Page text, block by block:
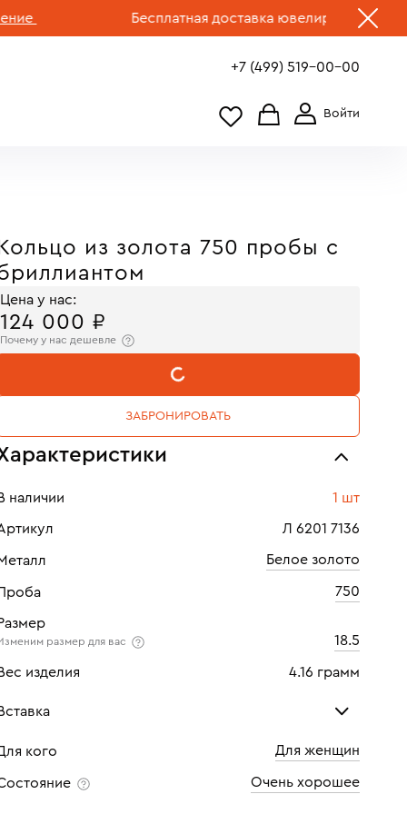
Бесплатная доставка ювелирных изделий по
+7 (499) 519-00-00
Кольцо из золота 750 пробы с
Цена у нас:
124 000 ₽
Почему у нас дешевле
В КОРЗИНУ
ЗАБРОНИРОВАТЬ
наличии 1 шт
Л 6201 7136
Белое золото
750
размер для вас 18.5
изделия 4.16 грамм
Бриллиант
Количество 1 шт
кого Для женщин
Очень хорошее